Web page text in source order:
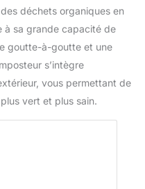
déchets organiques en
à sa grande capacité de
goutte-à-goutte et une
s’intègre
vous permettant de
vert et plus sain.